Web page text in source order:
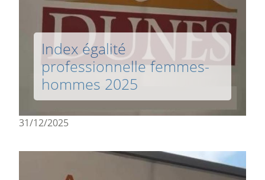
Index égalité
professionnelle femmes-
hommes 2025
31/12/2025